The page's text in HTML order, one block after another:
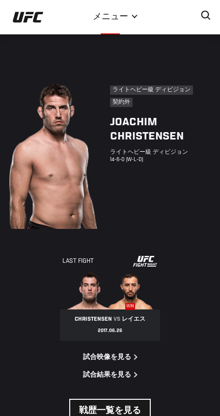
イ
ン
メニュー
ライトヘビー級 ディビジョン
契約外
JOACHIM
CHRISTENSEN
ライトヘビー級 ディビジョン
14-6-0 (W-L-D)
LAST FIGHT
UFC
FIGHT
NIGHT
WIN
CHRISTENSEN VSレイエス
2017.06.26
試合映像を見る
試合結果を見る
戦歴一覧を見る